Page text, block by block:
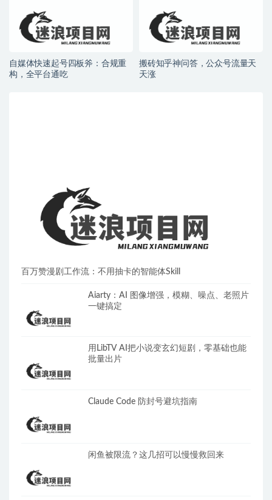
自媒体快速起号四板斧：合规重
构，全平台通吃
搬砖知乎神问答，公众号流量天
天涨
百万赞漫剧工作流：不用抽卡的智能体Skill
Aiarty：AI 图像增强，模糊、噪点、老照片
一键搞定
用LibTV AI把小说变玄幻短剧，零基础也能
批量出片
Claude Code 防封号避坑指南
闲鱼被限流？这几招可以慢慢救回来